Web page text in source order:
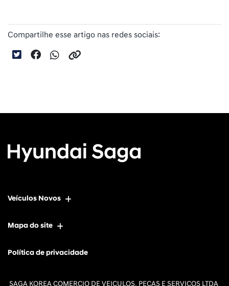
Compartilhe esse artigo nas redes sociais:
Veículos Novos
Mapa do site
Política de privacidade
SAGA KOREA COMERCIO DE VEICULOS, PECAS E SERVICOS LTDA